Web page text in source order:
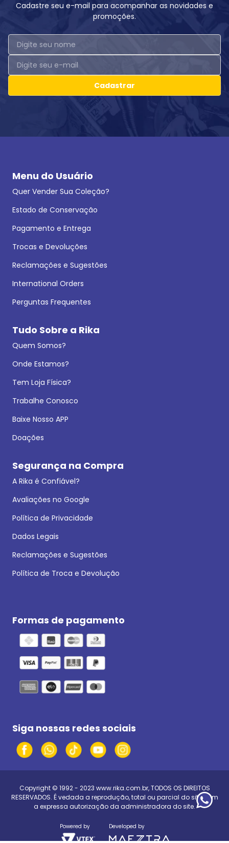
Cadastre seu e-mail para acompanhar as novidades e
promoções.
Cadastrar
Menu do Usuário
Quer Vender Sua Coleção?
Estado de Conservação
Pagamento e Entrega
Trocas e Devoluções
Reclamações e Sugestões
International Orders
Perguntas Frequentes
Tudo Sobre a Rika
Quem Somos?
Onde Estamos?
Tem Loja Física?
Trabalhe Conosco
Baixe Nosso APP
Doações
Segurança na Compra
A Rika é Confiável?
Avaliações no Google
Política de Privacidade
Dados Legais
Reclamações e Sugestões
Política de Troca e Devolução
Formas de pagamento
Siga nossas redes sociais
Copyright © 1992 - 2023 www.rika.com.br, TODOS OS DIREITOS
RESERVADOS. É vedada a reprodução, total ou parcial do site, sem
a expressa autorização da administradora do site.
Powered by Developed by